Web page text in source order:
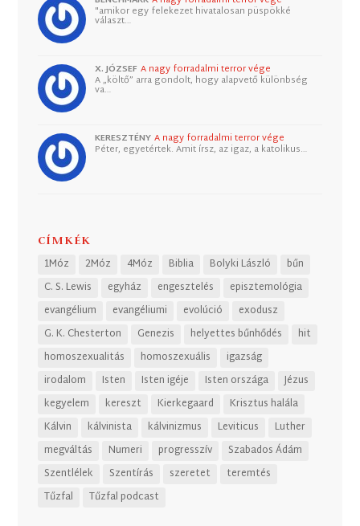
"amikor egy felekezet hivatalosan püspökké
választ…
X. JÓZSEF A nagy forradalmi terror vége
A „költő” arra gondolt, hogy alapvető különbség
va…
KERESZTÉNY A nagy forradalmi terror vége
Péter, egyetértek. Amit írsz, az igaz, a katolikus…
CÍMKÉK
1Móz 2Móz 4Móz Biblia Bolyki László
bűn
C. S. Lewis
egyház engesztelés
episztemológia
evangélium
evangéliumi evolúció
exodusz
G. K. Chesterton
Genezis helyettes bűnhődés
hit
homoszexualitás
homoszexuális
igazság
irodalom
Isten Isten igéje Isten országa
Jézus
kegyelem
kereszt Kierkegaard
Krisztus halála
Kálvin
kálvinista kálvinizmus Leviticus
Luther
megváltás
Numeri progresszív
Szabados Ádám
Szentlélek
Szentírás szeretet
teremtés
Tűzfal
Tűzfal podcast